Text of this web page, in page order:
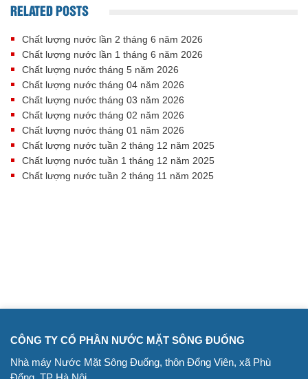
RELATED POSTS
Chất lượng nước lần 2 tháng 6 năm 2026
Chất lượng nước lần 1 tháng 6 năm 2026
Chất lượng nước tháng 5 năm 2026
Chất lượng nước tháng 04 năm 2026
Chất lượng nước tháng 03 năm 2026
Chất lượng nước tháng 02 năm 2026
Chất lượng nước tháng 01 năm 2026
Chất lượng nước tuần 2 tháng 12 năm 2025
Chất lượng nước tuần 1 tháng 12 năm 2025
Chất lượng nước tuần 2 tháng 11 năm 2025
CÔNG TY CỔ PHẦN NƯỚC MẶT SÔNG ĐUỐNG
Nhà máy Nước Mặt Sông Đuống, thôn Đổng Viên, xã Phù